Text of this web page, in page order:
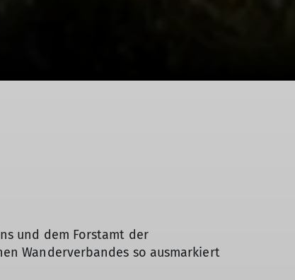
und dem Forstamt der
Wanderverbandes so ausmarkiert